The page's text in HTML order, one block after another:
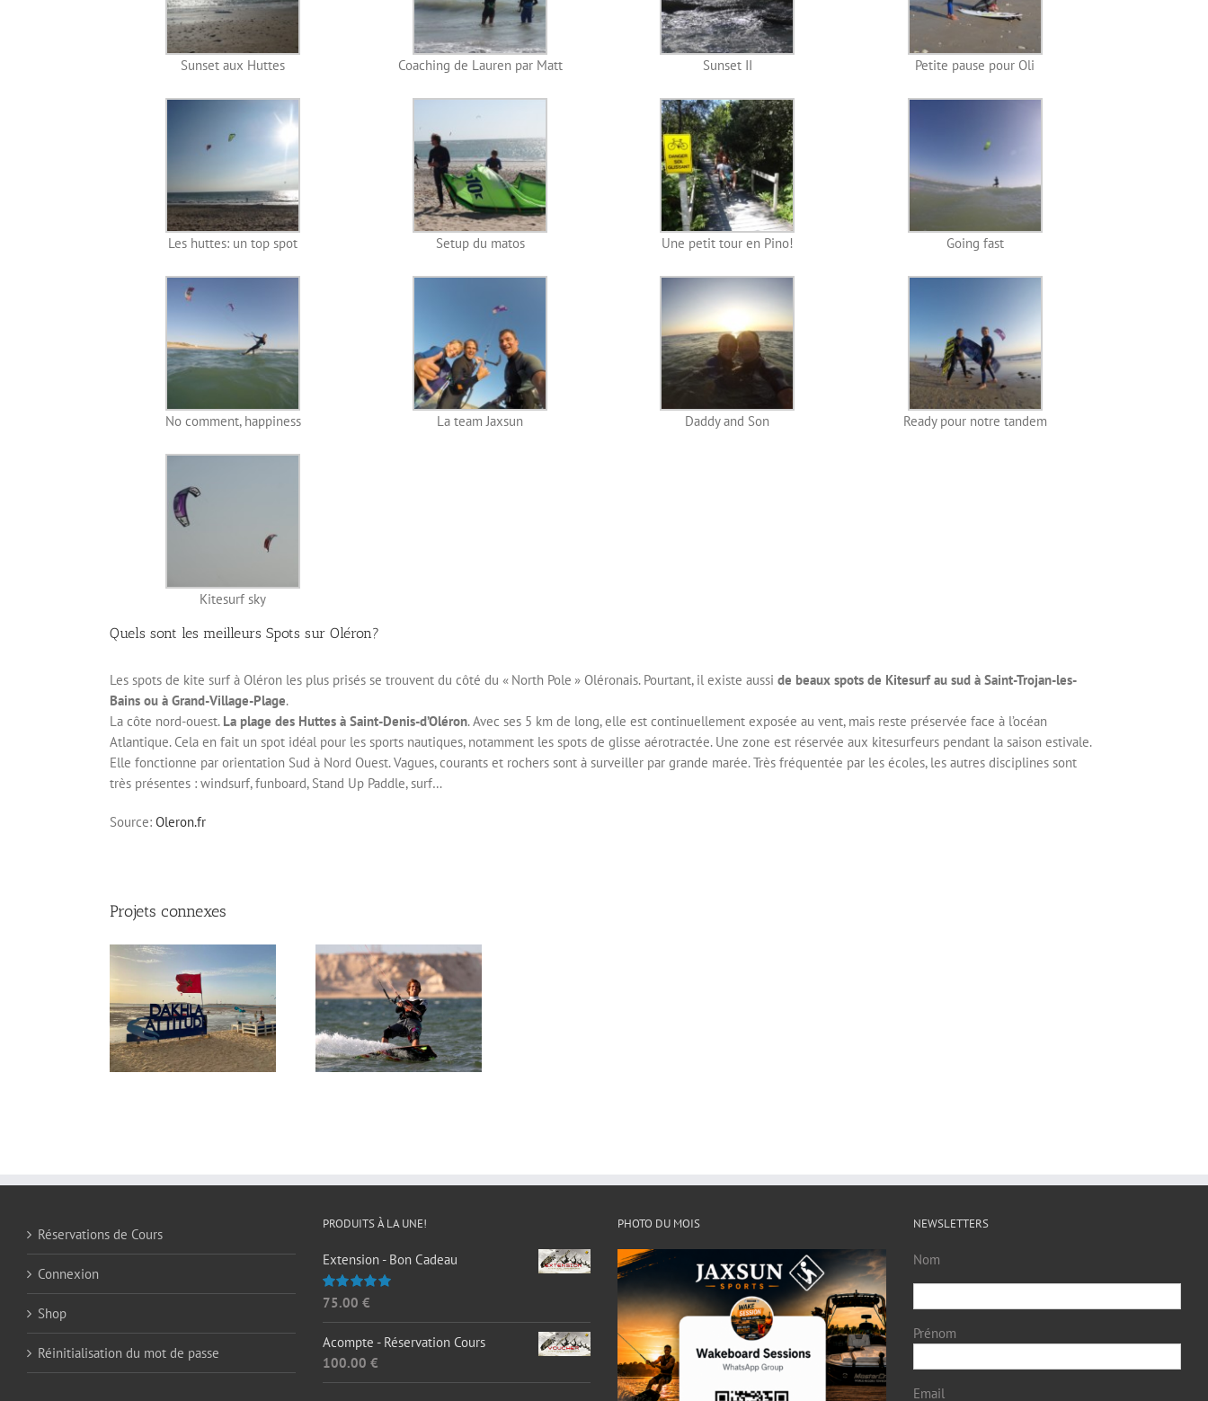
Sunset aux Huttes Coaching de Lauren par Matt Sunset II Petite pause pour Oli
Les huttes: un top spot Setup du matos Une petit tour en Pino! Going fast
No comment, happiness La team Jaxsun Daddy and Son Ready pour notre tandem
Kitesurf sky
Quels sont les meilleurs Spots sur Oléron?
Les spots de kite surf à Oléron les plus prisés se trouvent du côté du « North Pole » Oléronais. Pourtant, il existe aussi de beaux spots de Kitesurf au sud à Saint-Trojan-les-
Bains ou à Grand-Village-Plage.
La côte nord-ouest. La plage des Huttes à Saint-Denis-d’Oléron. Avec ses 5 km de long, elle est continuellement exposée au vent, mais reste préservée face à l’océan
Atlantique. Cela en fait un spot idéal pour les sports nautiques, notamment les spots de glisse aérotractée. Une zone est réservée aux kitesurfeurs pendant la saison estivale.
Elle fonctionne par orientation Sud à Nord Ouest. Vagues, courants et rochers sont à surveiller par grande marée. Très fréquentée par les écoles, les autres disciplines sont
très présentes : windsurf, funboard, Stand Up Paddle, surf…
Source: Oleron.fr
Projets connexes
Dakhla Attitude 2012
Réservations de Cours
Connexion
Shop
Réinitialisation du mot de passe
PRODUITS À LA UNE!
Extension - Bon Cadeau
Note5.00
75.00 €
Acompte - Réservation Cours
100.00 €
PHOTO DU MOIS NEWSLETTERS
Nom
Prénom
Email